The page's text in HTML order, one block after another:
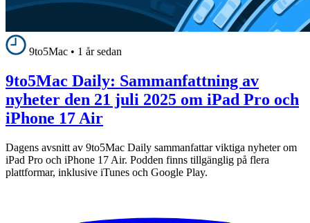
9to5Mac • 1 år sedan
9to5Mac Daily: Sammanfattning av
nyheter den 21 juli 2025 om iPad Pro och
iPhone 17 Air
Dagens avsnitt av 9to5Mac Daily sammanfattar viktiga nyheter om
iPad Pro och iPhone 17 Air. Podden finns tillgänglig på flera
plattformar, inklusive iTunes och Google Play.